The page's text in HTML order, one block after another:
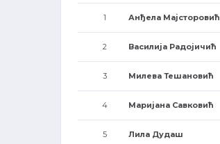
1 Анђела Мајсторовић
2 Василија Радојичић
3 Милева Тешановић
4 Маријана Савковић
5 Лила Дудаш